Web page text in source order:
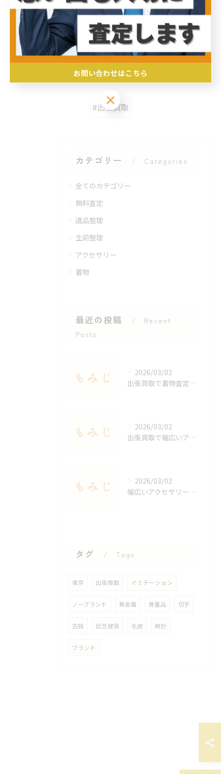
< 前のページ 一覧に戻る 次のページ >
関連タグ
#出張買取
カテゴリー Categories
全てのカテゴリー
無料査定
遺品整理
生前整理
アクセサリー
着物
最近の投稿
Recent
Posts
2026/03/02
出張買取で着物査定のポイントと価値を見極める方法
2026/03/02
出張買取で幅広いアクセサリーを適正査定する秘訣
2026/03/02
幅広いアクセサリーを出張買取で手軽に査定する方法
タグ Tags
東京 出張買取 イミテーション
ノーブランド 貴金属 骨董品 切手
古銭 記念硬貨 毛皮 時計
ブランド
お問い合わせはこちら
お問い合わせはこちら